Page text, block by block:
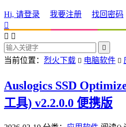
Hi, 请登录 我要注册
找回密码

 

当前位置： 烈火下载  电脑软件 
Auslogics SSD
工具) v2.2.0.0 便携版